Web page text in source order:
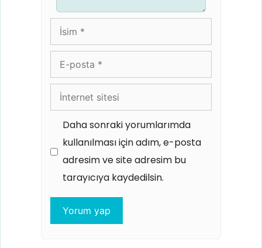
İsim
posta
İnternet
sitesi
Daha sonraki yorumlarımda
kullanılması için adım, e-posta
adresim ve site adresim bu
tarayıcıya kaydedilsin.